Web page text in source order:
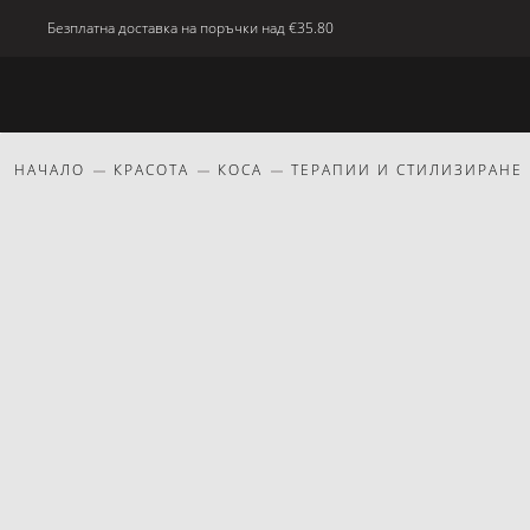
Безплатна доставка на поръчки над€35.80
НАЧАЛО КРАСОТА КОСА ТЕРАПИИ И СТИЛИЗИРАНЕ